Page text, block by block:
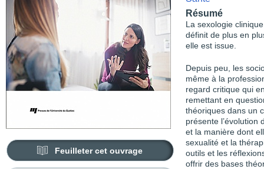
Feuilleter cet ouvrage
Résumé
La sexologie
définit de plus en
elle est issue.
Depuis peu, les
même à la
regard critique qui
remettant en
théoriques dans un
présente l’évolution
et la manière dont
sexualité et la
outils et les
offrir des bases